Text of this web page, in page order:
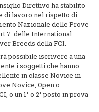
Direttivo ha stabilito
di lavoro nel rispetto di
Nazionale delle Prove
7. delle International
Breeds della FCI.
possibile iscrivere a una
i soggetti che hanno
in classe Novice in
Novice, Open o
o un 1° o 2° posto in prova